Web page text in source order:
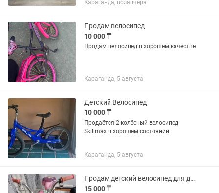
скоростей, преимущество СКЛАДНОЙ
Караганда, позавчера
Продам велосипед
10 000 ₸
Продам велосипед в хорошем качестве
Караганда, 5 августа
Детский Велосипед
10 000 ₸
Продаётся 2 колёсный велосипед
Skillmax в хорошем состоянии.
Караганда, 5 августа
Продам детский велосипед для девочки. Толком не катались в основном дома.
15 000 ₸